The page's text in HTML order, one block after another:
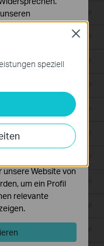
speziell
Close
nicht
Ihre Aktivitäten
die
und
Website von
um ein Profil
relevante